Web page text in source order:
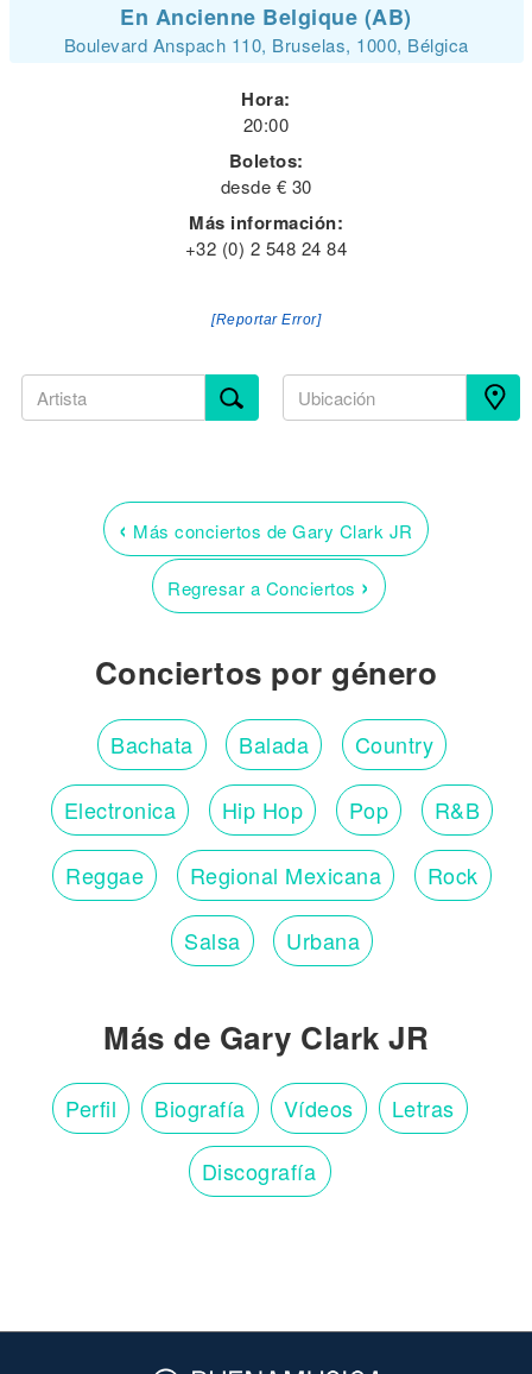
En Ancienne Belgique (AB)
Boulevard Anspach 110, Bruselas, 1000, Bélgica
Hora:
20:00
Boletos:
desde € 30
Más información:
+32 (0) 2 548 24 84
[Reportar Error]
‹ Más conciertos de Gary Clark JR
Regresar a Conciertos ›
Conciertos por género
Bachata Balada Country
Electronica Hip Hop Pop R&B
Reggae Regional Mexicana Rock
Salsa Urbana
Más de Gary Clark JR
Perfil Biografía Vídeos Letras
Discografía